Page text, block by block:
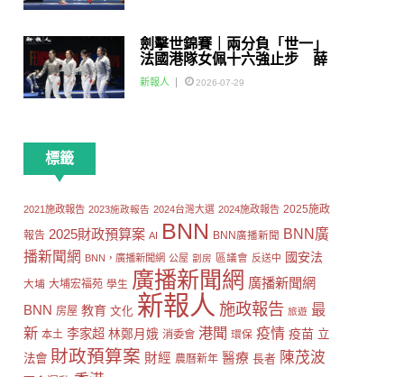
劍擊世錦賽｜兩分負「世一」
法國港隊女佩十六強止步 薛
雅齊：我好有信心我哋可以做
到世界級嘅Team
新報人 2026-07-29
標籤
2021施政報告 2023施政報告 2024台灣大選 2024施政報告 2025施政
報告 2025財政預算案 AI BNN BNN廣播新聞
BNN廣
播新聞網 BNN，廣播新聞網 公屋 劏房 區議會 反送中 國安法
大埔 大埔宏福苑 學生 廣播新聞網 廣播新聞網
BNN 房屋 教育 文化 新報人 施政報告 旅遊 最
新 本土 李家超 林鄭月娥 消委會 港聞 環保 疫情 疫苗 立
法會 財政預算案 財經 農曆新年 醫療 長者 陳茂波